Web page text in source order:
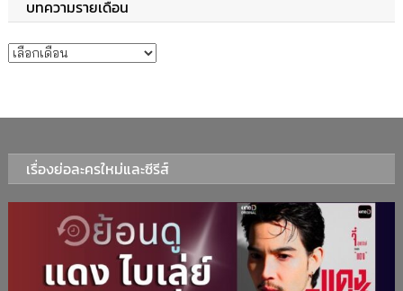
บทความรายเดือน
บทความรายเดือน
เรื่องย่อละครใหม่และซีรีส์